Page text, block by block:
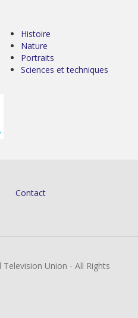
Histoire
Nature
Portraits
Sciences et techniques
Contact
Union - All Rights